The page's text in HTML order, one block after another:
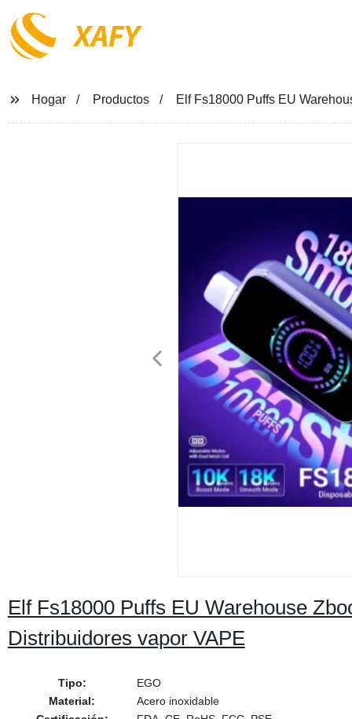
XAFY
Hogar Productos Elf Fs18000 Puffs EU
Elf Fs18000 Puffs EU Warehouse
Distribuidores vapor VAPE
Tipo:
EGO
Material:
Acero inoxidable